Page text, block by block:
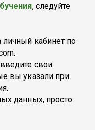
, следуйте
личный кабинет по
свои
вы указали при
данных, просто